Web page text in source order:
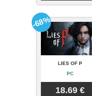
LIES OF P
PC
18.69 €
-68%